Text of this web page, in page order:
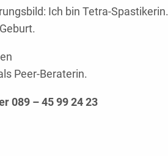
Ich bin Tetra-Spastikerin.
Peer-Beraterin.
089 – 45 99 24 23